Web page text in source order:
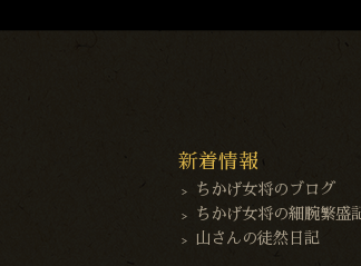
新着情報
ちかげ女将のブログ
ちかげ女将の細腕繁盛
山さんの徒然日記